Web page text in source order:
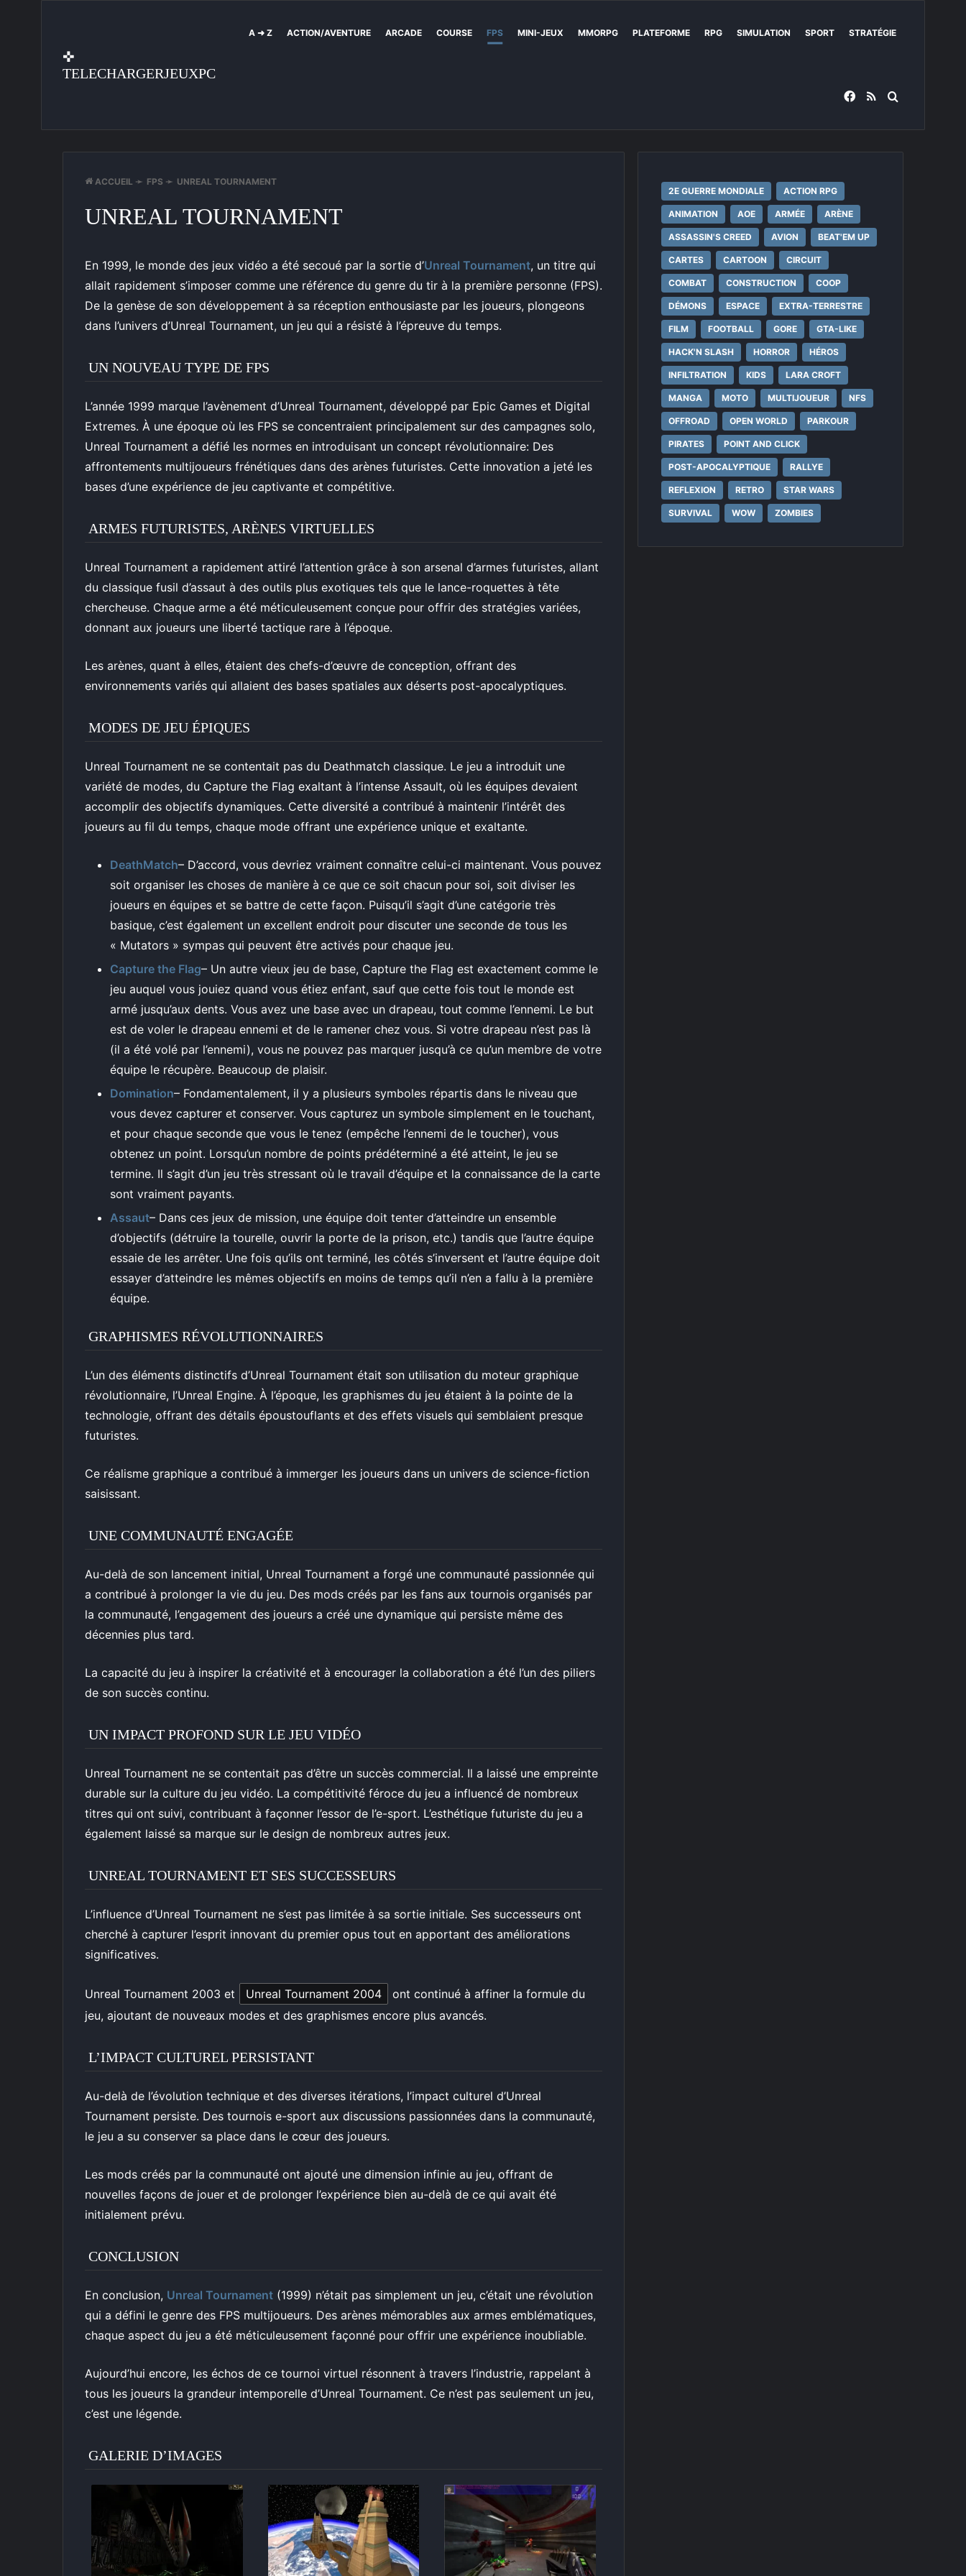
✜
TELECHARGERJEUXPC
A ➜ Z ACTION/AVENTURE ARCADE COURSE FPS MINI-JEUX MMORPG PLATEFORME RPG SIMULATION SPORT STRATÉGIE
Facebook
RSS
ACCUEIL ➛ FPS ➛ UNREAL TOURNAMENT
UNREAL TOURNAMENT
En 1999, le monde des jeux vidéo a été secoué par la sortie d’Unreal Tournament, un titre qui
allait rapidement s’imposer comme une référence du genre du tir à la première personne (FPS).
De la genèse de son développement à sa réception enthousiaste par les joueurs, plongeons
dans l’univers d’Unreal Tournament, un jeu qui a résisté à l’épreuve du temps.
UN NOUVEAU TYPE DE FPS
L’année 1999 marque l’avènement d’Unreal Tournament, développé par Epic Games et Digital
Extremes. À une époque où les FPS se concentraient principalement sur des campagnes solo,
Unreal Tournament a défié les normes en introduisant un concept révolutionnaire: Des
affrontements multijoueurs frénétiques dans des arènes futuristes. Cette innovation a jeté les
bases d’une expérience de jeu captivante et compétitive.
ARMES FUTURISTES, ARÈNES VIRTUELLES
Unreal Tournament a rapidement attiré l’attention grâce à son arsenal d’armes futuristes, allant
du classique fusil d’assaut à des outils plus exotiques tels que le lance-roquettes à tête
chercheuse. Chaque arme a été méticuleusement conçue pour offrir des stratégies variées,
donnant aux joueurs une liberté tactique rare à l’époque.
Les arènes, quant à elles, étaient des chefs-d’œuvre de conception, offrant des
environnements variés qui allaient des bases spatiales aux déserts post-apocalyptiques.
MODES DE JEU ÉPIQUES
Unreal Tournament ne se contentait pas du Deathmatch classique. Le jeu a introduit une
variété de modes, du Capture the Flag exaltant à l’intense Assault, où les équipes devaient
accomplir des objectifs dynamiques. Cette diversité a contribué à maintenir l’intérêt des
joueurs au fil du temps, chaque mode offrant une expérience unique et exaltante.
DeathMatch– D’accord, vous devriez vraiment connaître celui-ci maintenant. Vous pouvez
soit organiser les choses de manière à ce que ce soit chacun pour soi, soit diviser les
joueurs en équipes et se battre de cette façon. Puisqu’il s’agit d’une catégorie très
basique, c’est également un excellent endroit pour discuter une seconde de tous les
« Mutators » sympas qui peuvent être activés pour chaque jeu.
Capture the Flag– Un autre vieux jeu de base, Capture the Flag est exactement comme le
jeu auquel vous jouiez quand vous étiez enfant, sauf que cette fois tout le monde est
armé jusqu’aux dents. Vous avez une base avec un drapeau, tout comme l’ennemi. Le but
est de voler le drapeau ennemi et de le ramener chez vous. Si votre drapeau n’est pas là
(il a été volé par l’ennemi), vous ne pouvez pas marquer jusqu’à ce qu’un membre de votre
équipe le récupère. Beaucoup de plaisir.
Domination– Fondamentalement, il y a plusieurs symboles répartis dans le niveau que
vous devez capturer et conserver. Vous capturez un symbole simplement en le touchant,
et pour chaque seconde que vous le tenez (empêche l’ennemi de le toucher), vous
obtenez un point. Lorsqu’un nombre de points prédéterminé a été atteint, le jeu se
termine. Il s’agit d’un jeu très stressant où le travail d’équipe et la connaissance de la carte
sont vraiment payants.
Assaut– Dans ces jeux de mission, une équipe doit tenter d’atteindre un ensemble
d’objectifs (détruire la tourelle, ouvrir la porte de la prison, etc.) tandis que l’autre équipe
essaie de les arrêter. Une fois qu’ils ont terminé, les côtés s’inversent et l’autre équipe doit
essayer d’atteindre les mêmes objectifs en moins de temps qu’il n’en a fallu à la première
équipe.
GRAPHISMES RÉVOLUTIONNAIRES
L’un des éléments distinctifs d’Unreal Tournament était son utilisation du moteur graphique
révolutionnaire, l’Unreal Engine. À l’époque, les graphismes du jeu étaient à la pointe de la
technologie, offrant des détails époustouflants et des effets visuels qui semblaient presque
futuristes.
Ce réalisme graphique a contribué à immerger les joueurs dans un univers de science-fiction
saisissant.
UNE COMMUNAUTÉ ENGAGÉE
Au-delà de son lancement initial, Unreal Tournament a forgé une communauté passionnée qui
a contribué à prolonger la vie du jeu. Des mods créés par les fans aux tournois organisés par
la communauté, l’engagement des joueurs a créé une dynamique qui persiste même des
décennies plus tard.
La capacité du jeu à inspirer la créativité et à encourager la collaboration a été l’un des piliers
de son succès continu.
UN IMPACT PROFOND SUR LE JEU VIDÉO
Unreal Tournament ne se contentait pas d’être un succès commercial. Il a laissé une empreinte
durable sur la culture du jeu vidéo. La compétitivité féroce du jeu a influencé de nombreux
titres qui ont suivi, contribuant à façonner l’essor de l’e-sport. L’esthétique futuriste du jeu a
également laissé sa marque sur le design de nombreux autres jeux.
UNREAL TOURNAMENT ET SES SUCCESSEURS
L’influence d’Unreal Tournament ne s’est pas limitée à sa sortie initiale. Ses successeurs ont
cherché à capturer l’esprit innovant du premier opus tout en apportant des améliorations
significatives.
Unreal Tournament 2003 et Unreal Tournament 2004
ont continué à affiner la formule du
jeu, ajoutant de nouveaux modes et des graphismes encore plus avancés.
L’IMPACT CULTUREL PERSISTANT
Au-delà de l’évolution technique et des diverses itérations, l’impact culturel d’Unreal
Tournament persiste. Des tournois e-sport aux discussions passionnées dans la communauté,
le jeu a su conserver sa place dans le cœur des joueurs.
Les mods créés par la communauté ont ajouté une dimension infinie au jeu, offrant de
nouvelles façons de jouer et de prolonger l’expérience bien au-delà de ce qui avait été
initialement prévu.
CONCLUSION
En conclusion, Unreal Tournament (1999) n’était pas simplement un jeu, c’était une révolution
qui a défini le genre des FPS multijoueurs. Des arènes mémorables aux armes emblématiques,
chaque aspect du jeu a été méticuleusement façonné pour offrir une expérience inoubliable.
Aujourd’hui encore, les échos de ce tournoi virtuel résonnent à travers l’industrie, rappelant à
tous les joueurs la grandeur intemporelle d’Unreal Tournament. Ce n’est pas seulement un jeu,
c’est une légende.
GALERIE D’IMAGES
2E GUERRE MONDIALE ACTION RPG
ANIMATION AOE ARMÉE ARÈNE
ASSASSIN'S CREED AVION BEAT'EM UP
CARTES CARTOON CIRCUIT
COMBAT CONSTRUCTION COOP
DÉMONS ESPACE EXTRA-TERRESTRE
FILM FOOTBALL GORE GTA-LIKE
HACK'N SLASH HORROR HÉROS
INFILTRATION KIDS LARA CROFT
MANGA MOTO MULTIJOUEUR NFS
OFFROAD OPEN WORLD PARKOUR
PIRATES POINT AND CLICK
POST-APOCALYPTIQUE RALLYE
REFLEXION RETRO STAR WARS
SURVIVAL WOW ZOMBIES